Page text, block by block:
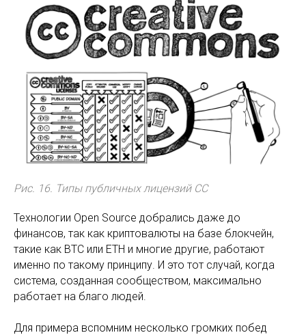
Рис. 16. Типы публичных лицензий СС
Технологии Open Source добрались даже до
финансов, так как криптовалюты на базе блокчейн,
такие как BTC или ETH и многие другие, работают
именно по такому принципу. И это тот случай, когда
система, созданная сообществом, максимально
работает на благо людей.
Для примера вспомним несколько громких побед